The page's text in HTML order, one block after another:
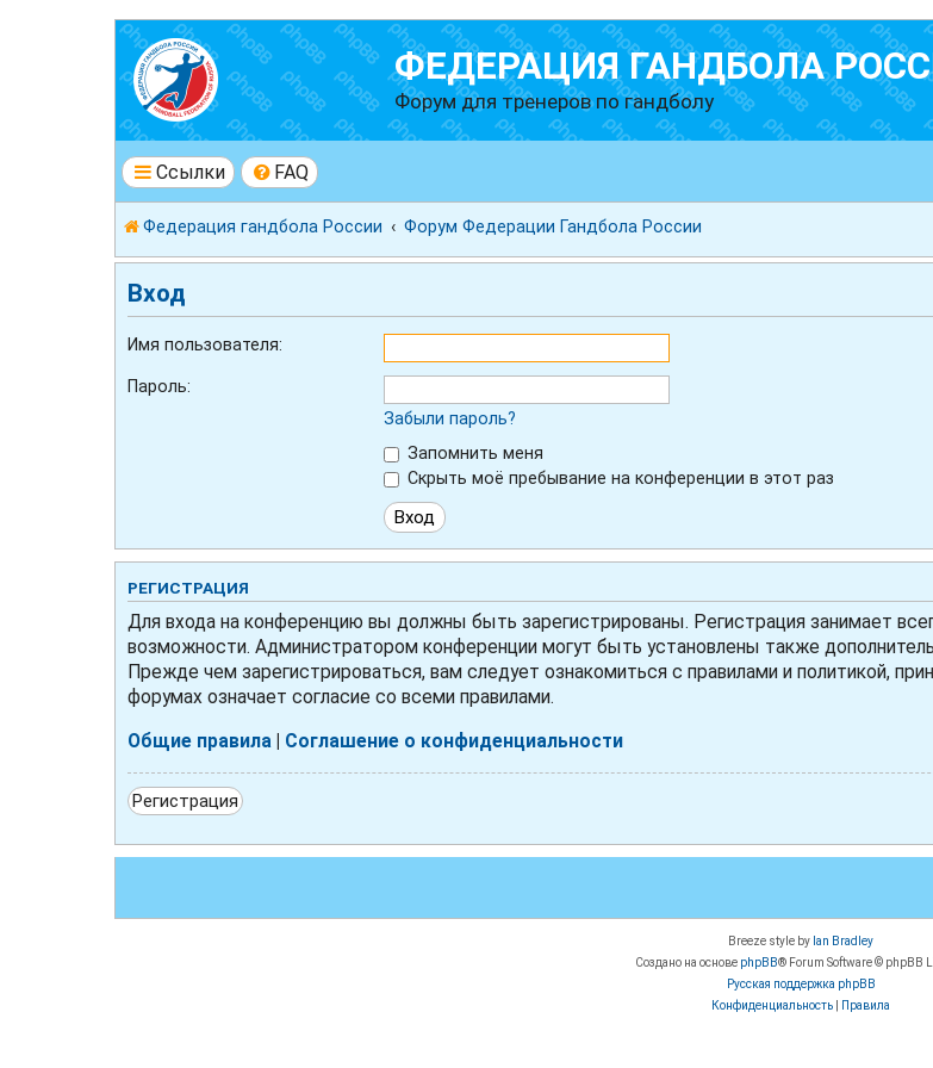
ФЕДЕРАЦИЯ ГАНДБОЛА
Форум для тренеров по гандболу
Ссылки FAQ
Федерация гандбола России Форум Федерации Гандбола России
Вход
Имя пользователя:
Пароль:
Забыли пароль?
Запомнить меня
Скрыть моё пребывание на конференции в этот раз
РЕГИСТРАЦИЯ
Для входа на конференцию вы должны быть зарегистрированы. Регистрация занимает
возможности. Администратором конференции могут быть установлены также
Прежде чем зарегистрироваться, вам следует ознакомиться с правилами и политикой,
форумах означает согласие со всеми правилами.
Общие правила Соглашение о конфиденциальности
Регистрация
Breeze style by Ian Bradley
Создано на основе phpBB® Forum Software © phpBB
Русская поддержка phpBB
Конфиденциальность
Правила